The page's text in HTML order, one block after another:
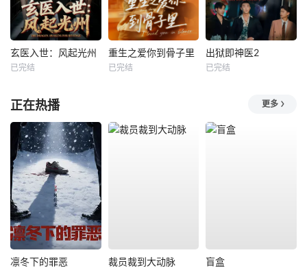
玄医入世：风起光州
已完结
重生之爱你到骨子里
已完结
出狱即神医2
已完结
正在热播 更多
凛冬下的罪恶 裁员裁到大动脉 盲盒